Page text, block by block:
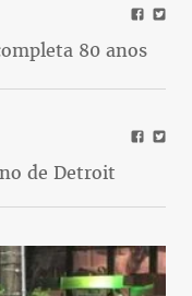
80 anos
de Detroit